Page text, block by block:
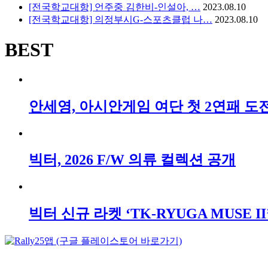
[전국학교대항] 언주중 김한비-인설아, … 2023.08.10
[전국학교대항] 의정부시G-스포츠클럽 나… 2023.08.10
BEST
안세영, 아시안게임 여단 첫 2연패 도
빅터, 2026 F/W 의류 컬렉션 공개
빅터 신규 라켓 ‘TK-RYUGA MUSE